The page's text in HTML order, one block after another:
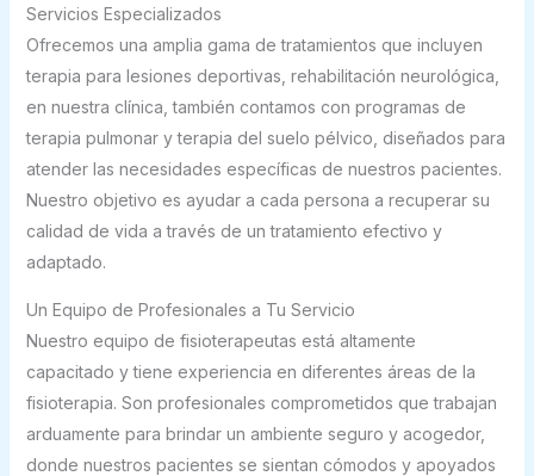
Servicios Especializados
Ofrecemos una amplia gama de tratamientos que incluyen
terapia para lesiones deportivas, rehabilitación neurológica,
en nuestra clínica, también contamos con programas de
terapia pulmonar y terapia del suelo pélvico, diseñados para
atender las necesidades específicas de nuestros pacientes.
Nuestro objetivo es ayudar a cada persona a recuperar su
calidad de vida a través de un tratamiento efectivo y
adaptado.
Un Equipo de Profesionales a Tu Servicio
Nuestro equipo de fisioterapeutas está altamente
capacitado y tiene experiencia en diferentes áreas de la
fisioterapia. Son profesionales comprometidos que trabajan
arduamente para brindar un ambiente seguro y acogedor,
donde nuestros pacientes se sientan cómodos y apoyados